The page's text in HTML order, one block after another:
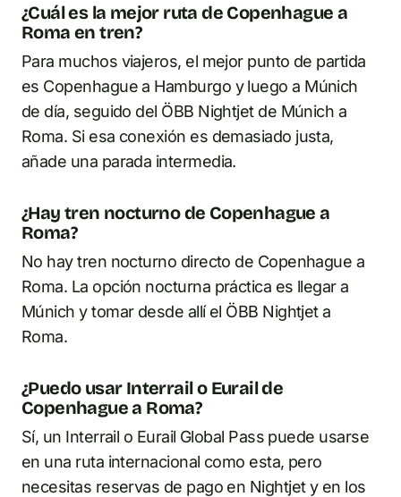
¿Cuál es la mejor ruta de Copenhague a
Roma en tren?
Para muchos viajeros, el mejor punto de partida
es Copenhague a Hamburgo y luego a Múnich
de día, seguido del ÖBB Nightjet de Múnich a
Roma. Si esa conexión es demasiado justa,
añade una parada intermedia.
¿Hay tren nocturno de Copenhague a
Roma?
No hay tren nocturno directo de Copenhague a
Roma. La opción nocturna práctica es llegar a
Múnich y tomar desde allí el ÖBB Nightjet a
Roma.
¿Puedo usar Interrail o Eurail de
Copenhague a Roma?
Sí, un Interrail o Eurail Global Pass puede usarse
en una ruta internacional como esta, pero
necesitas reservas de pago en Nightjet y en los